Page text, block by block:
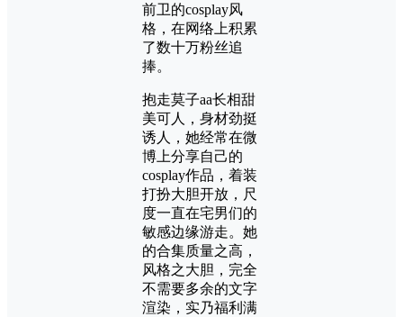
前卫的cosplay风
格，在网络上积累
了数十万粉丝追
捧。
抱走莫子aa长相甜
美可人，身材劲挺
诱人，她经常在微
博上分享自己的
cosplay作品，着装
打扮大胆开放，尺
度一直在宅男们的
敏感边缘游走。她
的合集质量之高，
风格之大胆，完全
不需要多余的文字
渲染，实乃福利满